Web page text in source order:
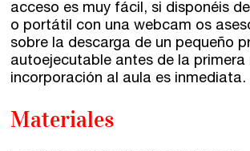
acceso es muy fácil, si disponéis
o portátil con una webcam os
sobre la descarga de un pequeño
autoejecutable antes de la primera
incorporación al aula es inmediata.
Materiales